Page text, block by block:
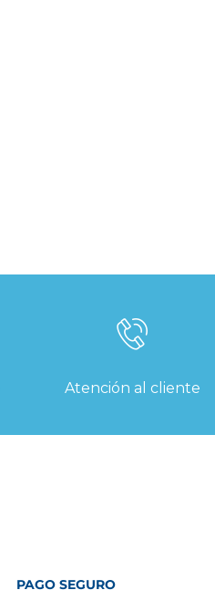
Atención al cliente
PAGO SEGURO